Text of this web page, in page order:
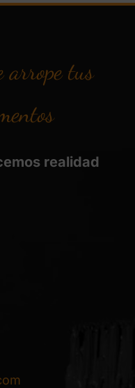
arrope tus
realidad